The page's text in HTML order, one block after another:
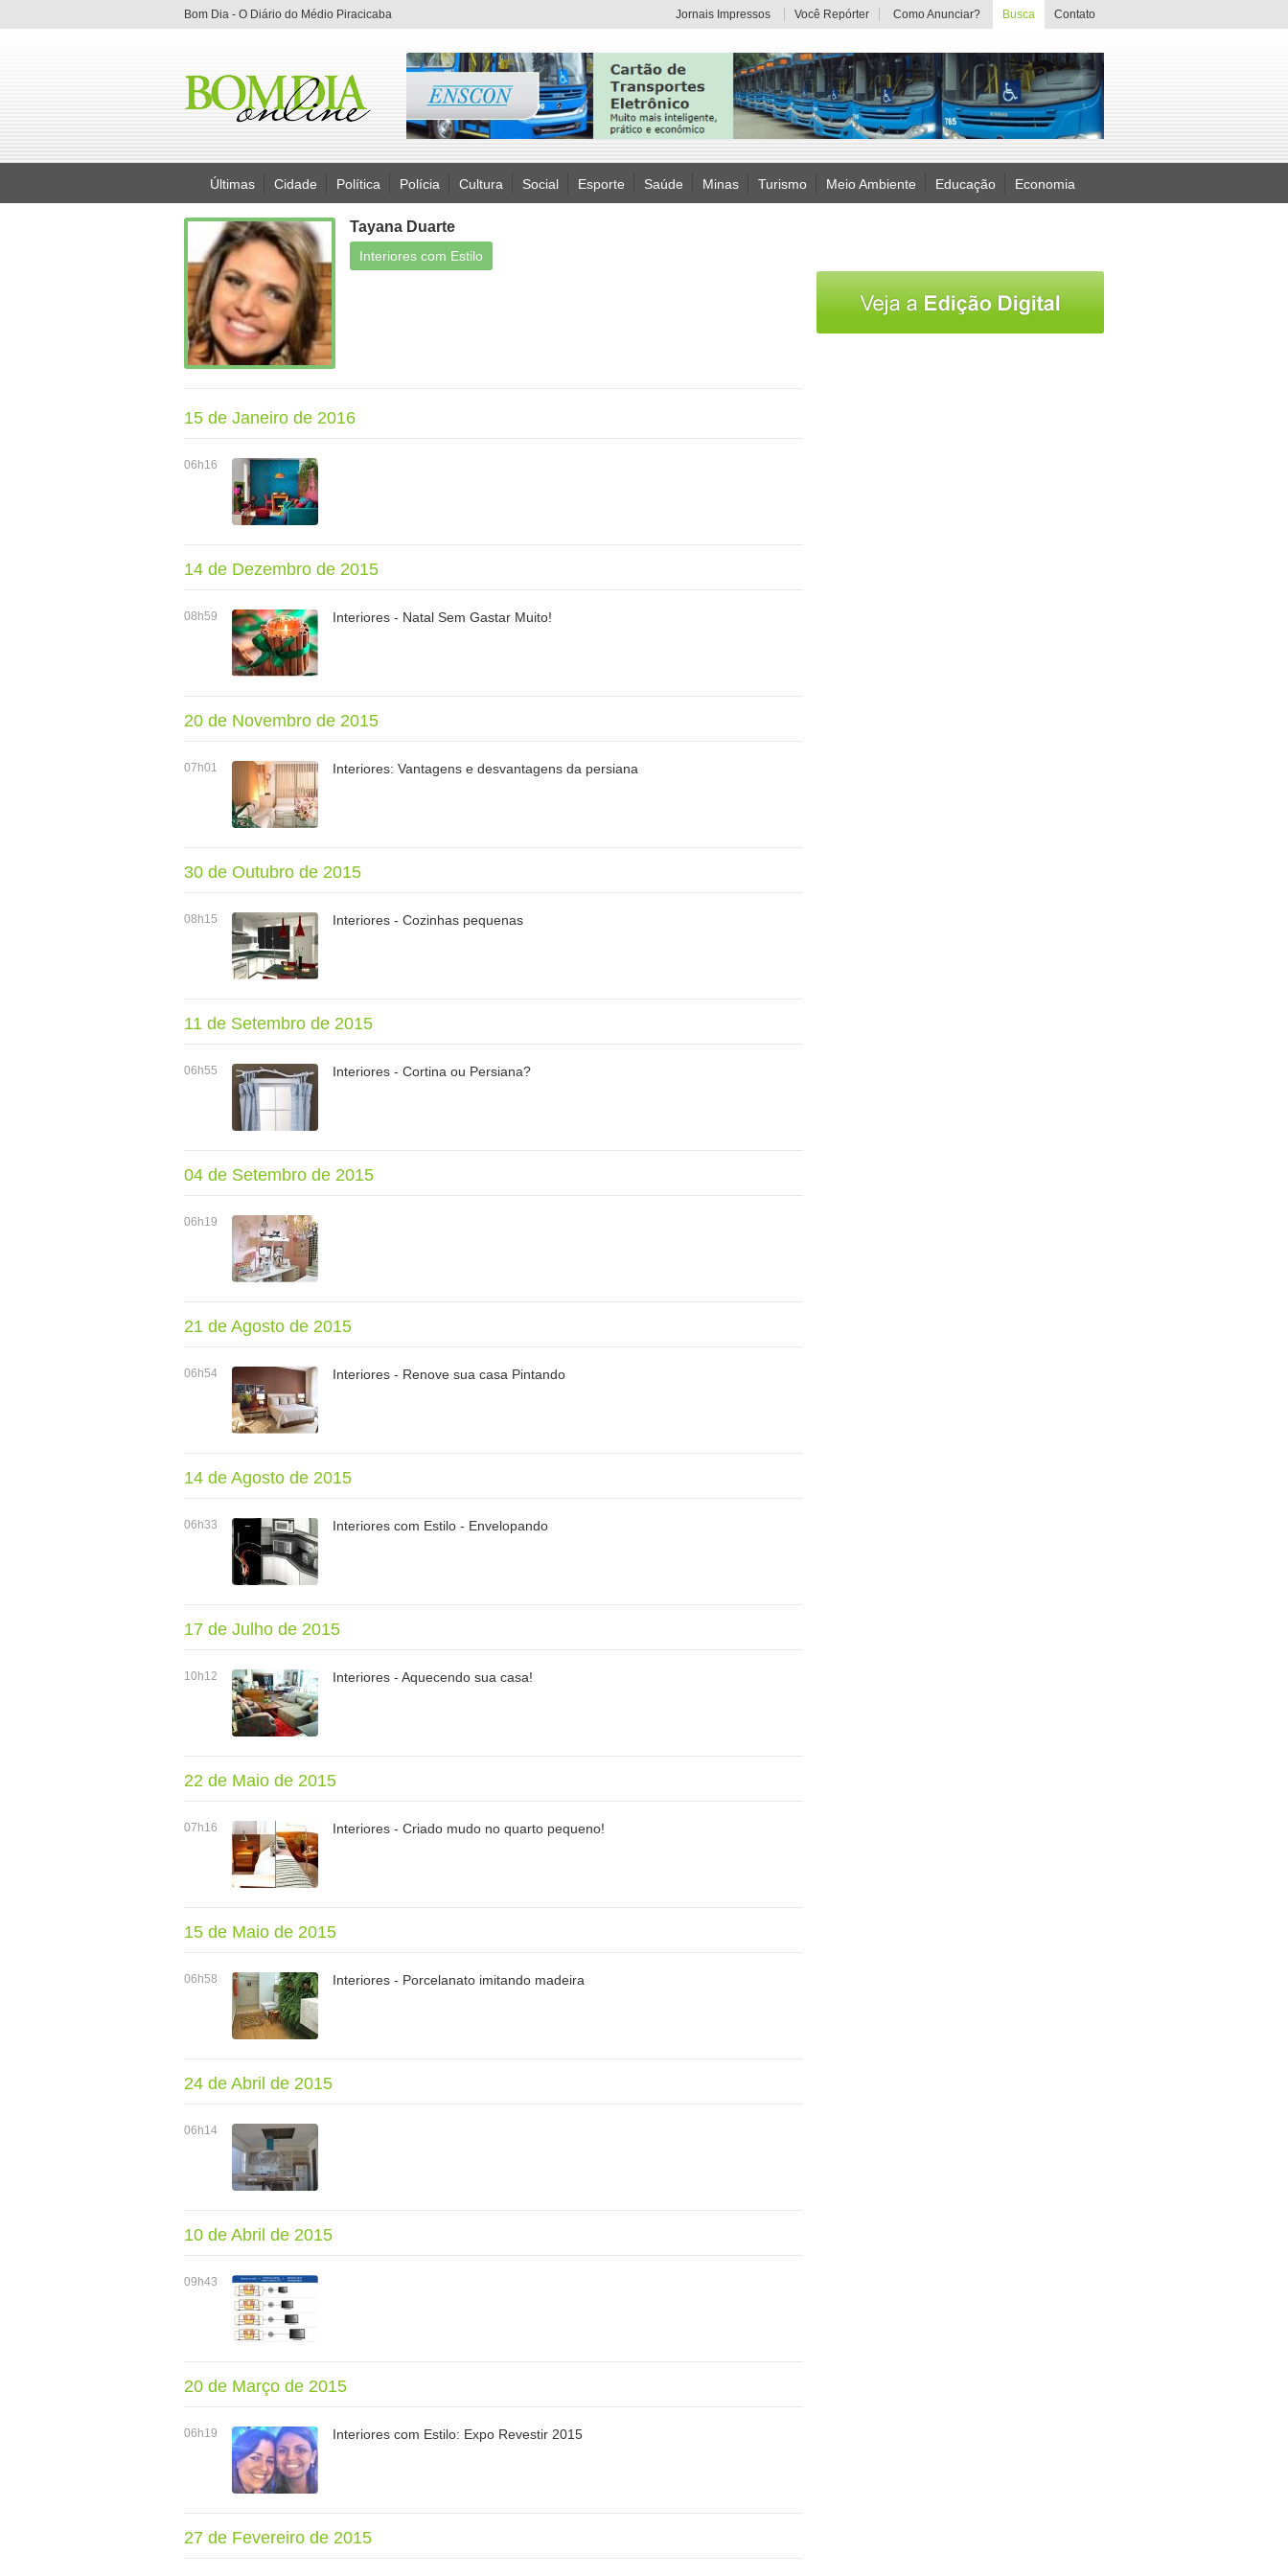
Bom Dia - O Diário do Médio Piracicaba Jornais Impressos Você Repórter Como Anunciar? Busca Contato
Últimas Cidade Política Polícia Cultura Social Esporte Saúde Minas Turismo Meio Ambiente Educação Economia
Tayana Duarte
Interiores com Estilo
15 de Janeiro de 2016
06h16
14 de Dezembro de 2015
08h59 Interiores - Natal Sem Gastar Muito!
20 de Novembro de 2015
07h01 Interiores: Vantagens e desvantagens da persiana
30 de Outubro de 2015
08h15 Interiores - Cozinhas pequenas
11 de Setembro de 2015
06h55 Interiores - Cortina ou Persiana?
04 de Setembro de 2015
06h19
21 de Agosto de 2015
06h54 Interiores - Renove sua casa Pintando
14 de Agosto de 2015
06h33 Interiores com Estilo - Envelopando
17 de Julho de 2015
10h12 Interiores - Aquecendo sua casa!
22 de Maio de 2015
07h16 Interiores - Criado mudo no quarto pequeno!
15 de Maio de 2015
06h58 Interiores - Porcelanato imitando madeira
24 de Abril de 2015
06h14
10 de Abril de 2015
09h43
20 de Março de 2015
06h19 Interiores com Estilo: Expo Revestir 2015
27 de Fevereiro de 2015